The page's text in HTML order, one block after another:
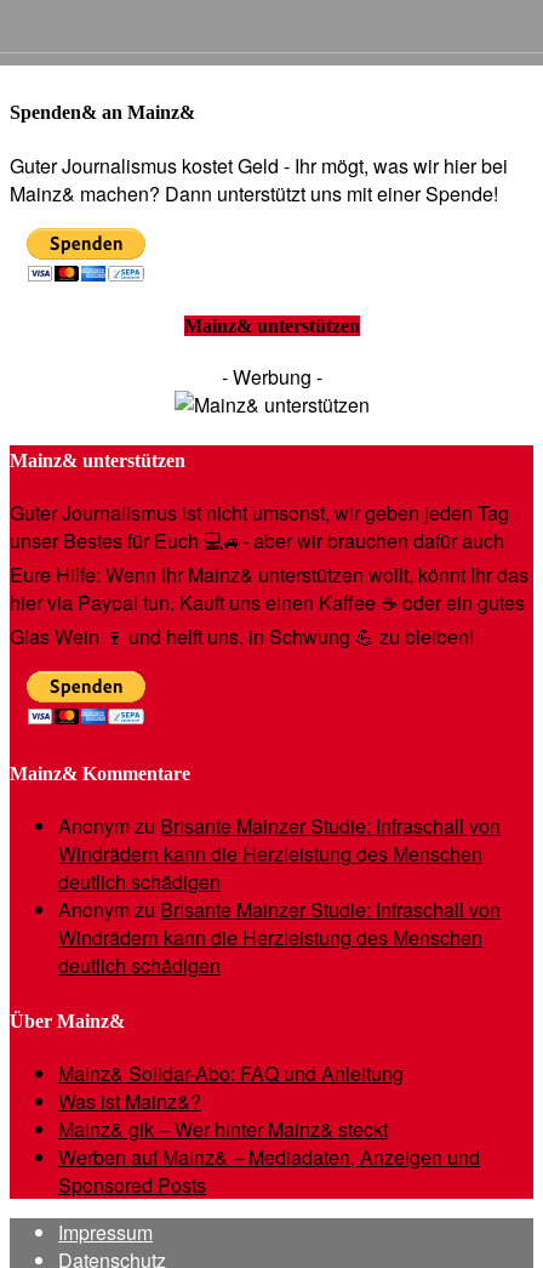
Spenden& an Mainz&
Guter Journalismus kostet Geld - Ihr mögt, was wir hier bei
Mainz& machen? Dann unterstützt uns mit einer Spende!
Mainz& unterstützen
- Werbung -
Mainz& unterstützen
Guter Journalismus ist nicht umsonst, wir geben jeden Tag
unser Bestes für Euch 💻🚙- aber wir brauchen dafür auch
Eure Hilfe: Wenn Ihr Mainz& unterstützen wollt, könnt Ihr das
hier via Paypal tun. Kauft uns einen Kaffee ☕️ oder ein gutes
Glas Wein 🍷 und helft uns, in Schwung 💪 zu bleiben!
Mainz& Kommentare
Anonymzu Brisante Mainzer Studie: Infraschall von
Windrädern kann die Herzleistung des Menschen
deutlich schädigen
Anonymzu Brisante Mainzer Studie: Infraschall von
Windrädern kann die Herzleistung des Menschen
deutlich schädigen
Über Mainz&
Mainz& Solidar-Abo: FAQ und Anleitung
Was ist Mainz&?
Mainz& gik – Wer hinter Mainz& steckt
Werben auf Mainz& – Mediadaten, Anzeigen und
Sponsored Posts
Impressum
Datenschutz